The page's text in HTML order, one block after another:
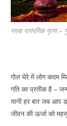
गरबा पारंपरिक नृत्य –
गोल घेरे में लोग कदम
गति का प्रतीक है –
यानी हर बार जब आप
जीवन की ऊर्जा को